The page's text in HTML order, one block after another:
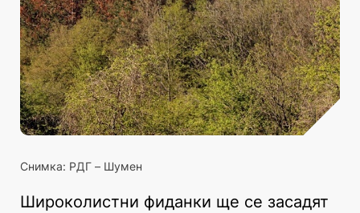
Снимка: РДГ – Шумен
Широколистни фиданки ще се засадят